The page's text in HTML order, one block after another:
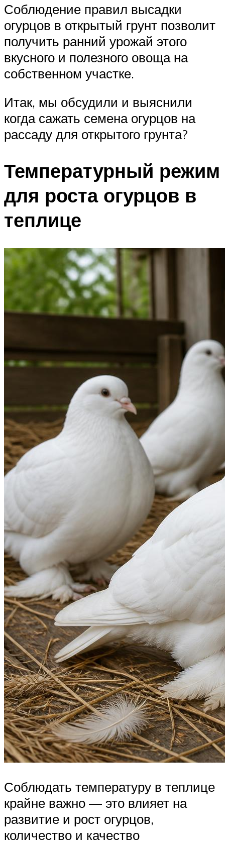
Соблюдение правил высадки
огурцов в открытый грунт позволит
получить ранний урожай этого
вкусного и полезного овоща на
собственном участке.
Итак, мы обсудили и выяснили
когда сажать семена огурцов на
рассаду для открытого грунта?
Температурный режим
для роста огурцов в
теплице
Соблюдать температуру в теплице
крайне важно — это влияет на
развитие и рост огурцов,
количество и качество